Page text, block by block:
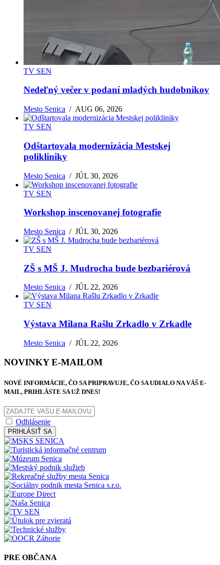
TV SEN
Nedeľný večer v podaní mladých hudobníkov
Mesto Senica /AUG 06, 2026
TV SEN
Odštartovala modernizácia Mestskej
polikliniky
Mesto Senica /JÚL 30, 2026
TV SEN
Workshop inscenovanej fotografie
Mesto Senica /JÚL 30, 2026
TV SEN
ZŠ s MŠ J. Mudrocha bude bezbariérová
Mesto Senica /JÚL 22, 2026
TV SEN
Výstava Milana Rašlu Zrkadlo v Zrkadle
Mesto Senica /JÚL 22, 2026
NOVINKY E-MAILOM
NOVÉ INFORMÁCIE, ČO SA PRIPRAVUJE, ČO SA UDIALO NA VÁŠ E-
MAIL, PRIHLÁSTE SA UŽ DNES!
Odhlásenie
PRIHLÁSIŤ SA
PRE OBČANA